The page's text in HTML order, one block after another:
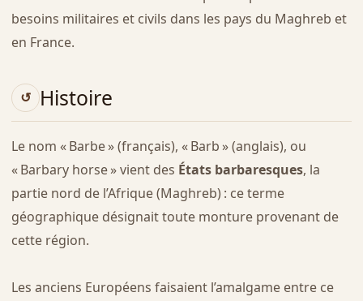
besoins militaires et civils dans les pays du Maghreb et
en France.
Histoire
Le nom « Barbe » (français), « Barb » (anglais), ou
« Barbary horse » vient des États barbaresques, la
partie nord de l’Afrique (Maghreb) : ce terme
géographique désignait toute monture provenant de
cette région.
Les anciens Européens faisaient l’amalgame entre ce